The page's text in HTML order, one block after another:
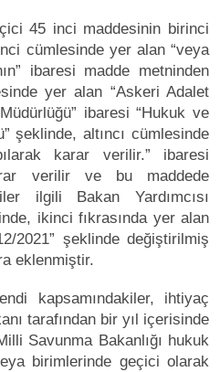
45 inci maddesinin birinci
cümlesinde yer alan “veya
ibaresi madde metninden
yer alan “Askeri Adalet
ibaresi “Hukuk ve
şeklinde, altıncı cümlesinde
karar verilir.” ibaresi
verilir ve bu maddede
ilgili Bakan Yardımcısı
ikinci fıkrasında yer alan
2021” şeklinde değiştirilmiş
eklenmiştir.
kapsamındakiler, ihtiyaç
tarafından bir yıl içerisinde
Savunma Bakanlığı hukuk
birimlerinde geçici olarak